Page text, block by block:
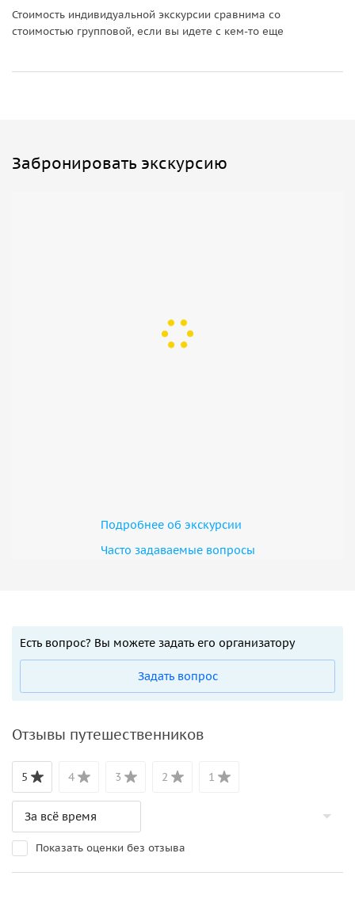
Стоимость индивидуальной экскурсии сравнима со
стоимостью групповой, если вы идете с кем-то еще
Забронировать экскурсию
Подробнее об экскурсии
Часто задаваемые вопросы
Есть вопрос? Вы можете задать его организатору
Задать вопрос
Отзывы путешественников
5 4 3 2 1
Показать оценки без отзыва